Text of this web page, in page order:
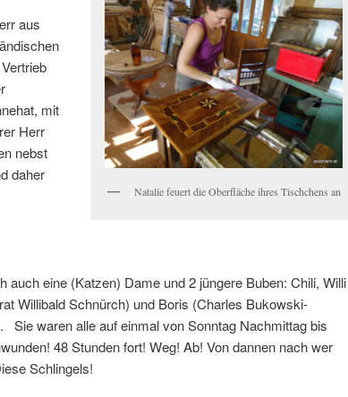
Natalie feuert die Oberfläche ihres Tischchens an
aus
mit
Herr
nebst
daher
auch eine (Katzen) Dame und 2 jüngere Buben: Chili, Willi
Willibald Schnürch) und Boris (Charles Bukowski-
Sie waren alle auf einmal von Sonntag Nachmittag bis
48 Stunden fort! Weg! Ab! Von dannen nach wer
Schlingels!